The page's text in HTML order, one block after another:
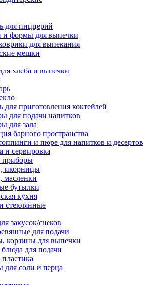
для пиццерий
и формы для выпечки
для выпекания
мешки
хлеба и выпечки
для приготовления коктейлей
для подачи напитков
для зала
барного пространства
и пюре для напитков и десертов
и сервировка
приборы
икорницы
масленки
бутылки
кухня
стеклянные
закусок/снеков
для подачи
корзины для выпечки
для подачи
для соли и перца